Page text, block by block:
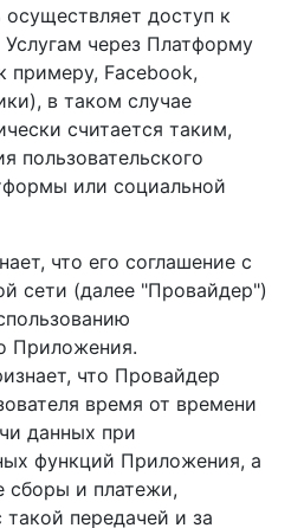
доступ к
через Платформу
примеру, Facebook,
в таком случае
считается таким,
пользовательского
или социальной
что его соглашение с
сети (далее "Провайдер")
Приложения.
что Провайдер
время от времени
данных при
функций Приложения, а
сборы и платежи,
передачей и за